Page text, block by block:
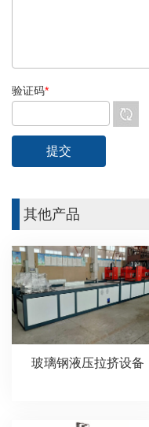
验证码*
其他产品
玻璃钢液压拉挤设备